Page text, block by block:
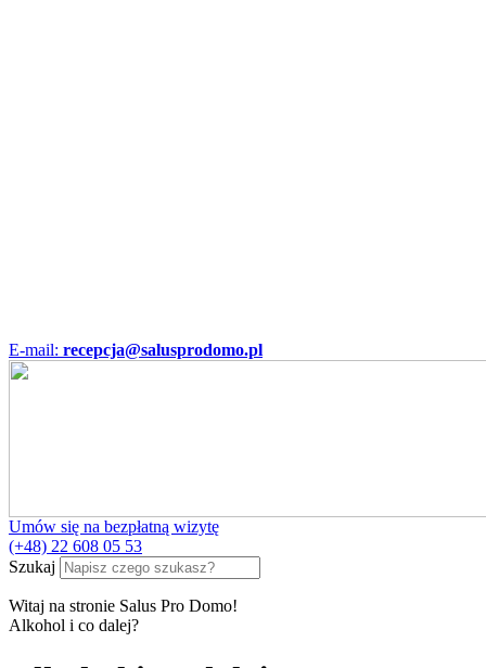
E-mail: recepcja@salusprodomo.pl
Umów się na bezpłatną wizytę
(+48) 22 608 05 53
Szukaj
Witaj na stronie Salus Pro Domo!
Alkohol i co dalej?